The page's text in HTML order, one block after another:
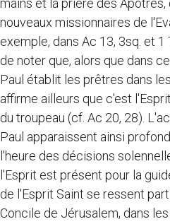
mains et la prière des
nouveaux missionnaires de
exemple, dans Ac 13, 3sq. et
de noter que, alors que dans
Paul établit les prêtres dans
affirme ailleurs que c'est
du troupeau (cf. Ac 20, 28).
Paul apparaissent ainsi
l'heure des décisions
l'Esprit est présent pour la
de l'Esprit Saint se ressent
Concile de Jérusalem, dans